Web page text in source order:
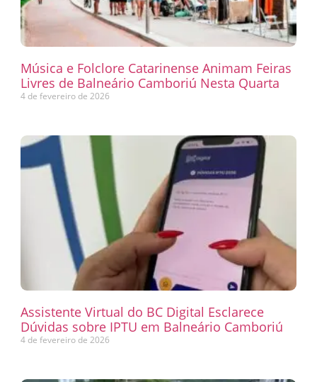
Música e Folclore Catarinense Animam Feiras
Livres de Balneário Camboriú Nesta Quarta
4 de fevereiro de 2026
Assistente Virtual do BC Digital Esclarece
Dúvidas sobre IPTU em Balneário Camboriú
4 de fevereiro de 2026